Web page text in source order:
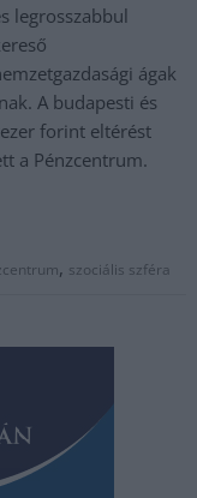
legrosszabbul
ágak
A budapesti és
forint eltérést
a Pénzcentrum.
, szociális szféra